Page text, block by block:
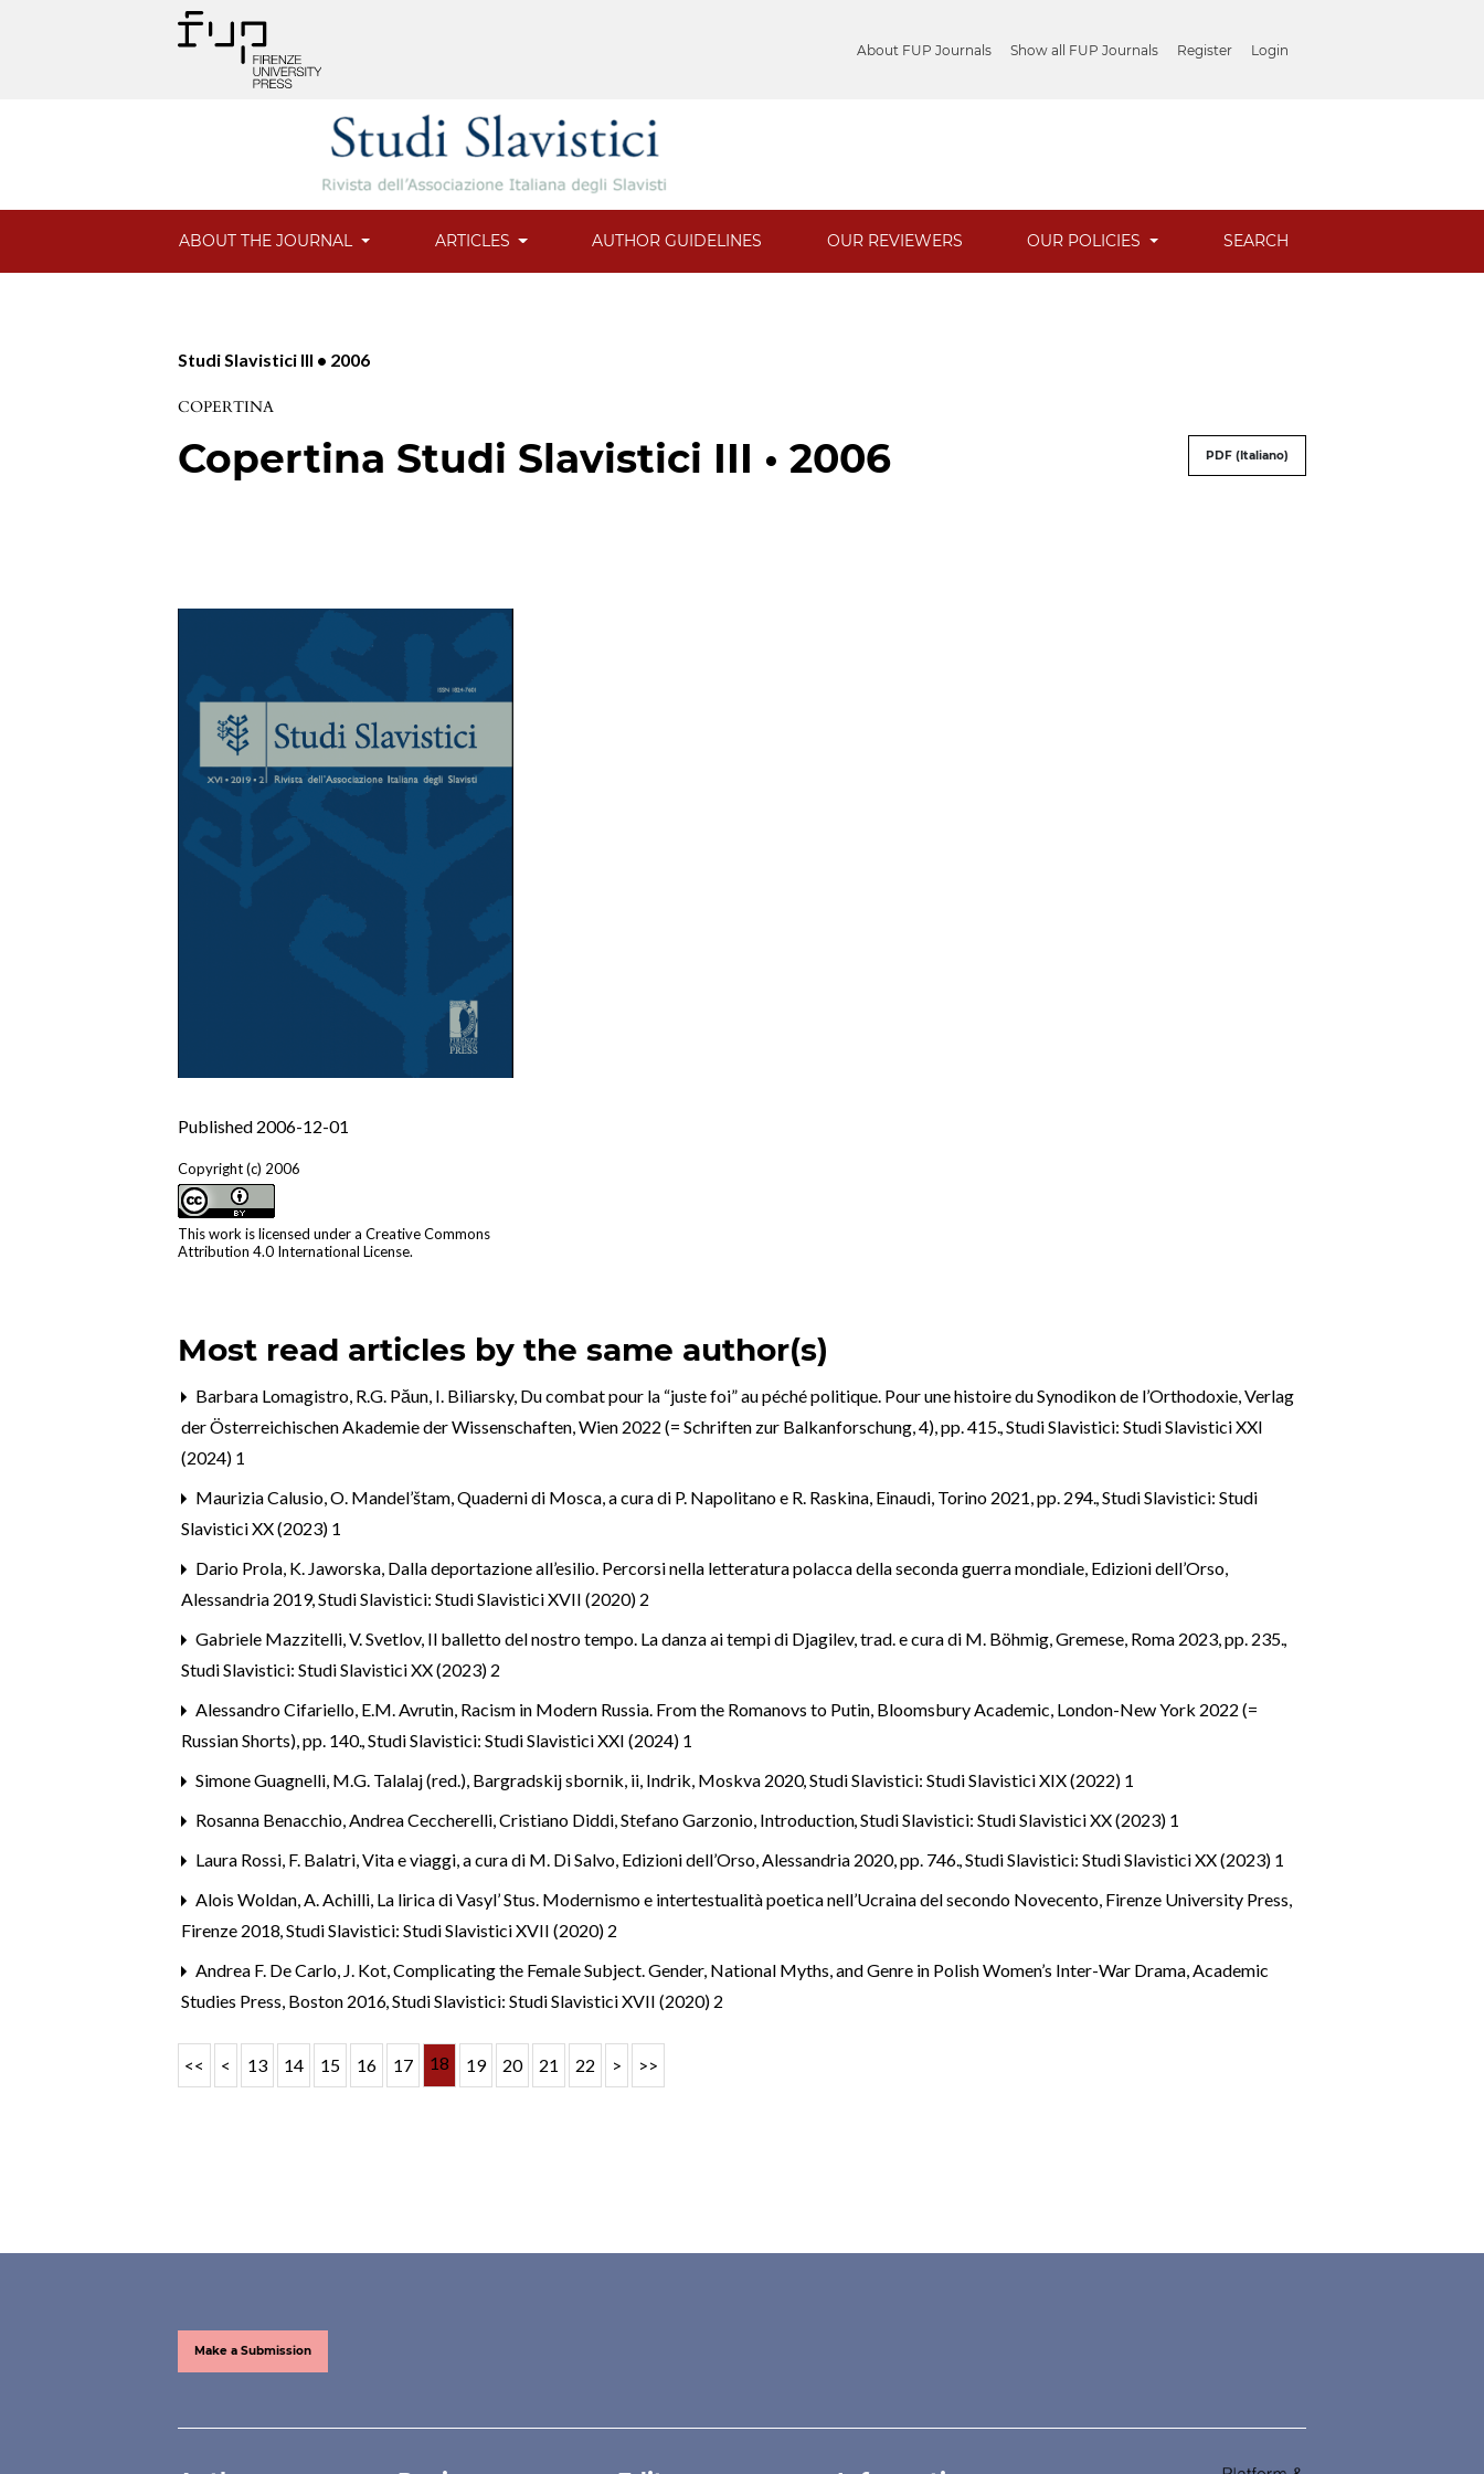
About FUP Journals Show all FUP Journals Register Login
ABOUT THE JOURNAL ARTICLES AUTHOR GUIDELINES OUR REVIEWERS OUR POLICIES SEARCH
Studi Slavistici III • 2006
COPERTINA
Copertina Studi Slavistici III • 2006 PDF (Italiano)
Published 2006-12-01
Copyright (c) 2006
This work is licensed under aCreative Commons
Attribution 4.0 International License.
Most read articles by the same author(s)
Barbara Lomagistro, R.G. Păun, I. Biliarsky, Du combat pour la “juste foi” au péché politique. Pour une histoire du Synodikon de l’Orthodoxie, Verlag
der Österreichischen Akademie der Wissenschaften, Wien 2022 (= Schriften zur Balkanforschung, 4), pp. 415.,Studi Slavistici: Studi Slavistici XXI
(2024) 1
Maurizia Calusio,O. Mandel’štam, Quaderni di Mosca, a cura di P. Napolitano e R. Raskina, Einaudi, Torino 2021, pp. 294.,Studi Slavistici: Studi
Slavistici XX (2023) 1
Dario Prola, K. Jaworska, Dalla deportazione all’esilio. Percorsi nella letteratura polacca della seconda guerra mondiale, Edizioni dell’Orso,
Alessandria 2019,Studi Slavistici: Studi Slavistici XVII (2020) 2
Gabriele Mazzitelli,V. Svetlov, Il balletto del nostro tempo. La danza ai tempi di Djagilev, trad. e cura di M. Böhmig, Gremese, Roma 2023, pp. 235.,
Studi Slavistici: Studi Slavistici XX (2023) 2
Alessandro Cifariello, E.M. Avrutin, Racism in Modern Russia. From the Romanovs to Putin, Bloomsbury Academic, London-New York 2022 (=
Russian Shorts), pp. 140.,Studi Slavistici: Studi Slavistici XXI (2024) 1
Simone Guagnelli, M.G. Talalaj (red.), Bargradskij sbornik, ii, Indrik, Moskva 2020,Studi Slavistici: Studi Slavistici XIX (2022) 1
Rosanna Benacchio, Andrea Ceccherelli, Cristiano Diddi, Stefano Garzonio, Introduction,Studi Slavistici: Studi Slavistici XX (2023) 1
Laura Rossi, F. Balatri, Vita e viaggi, a cura di M. Di Salvo, Edizioni dell’Orso, Alessandria 2020, pp. 746.,Studi Slavistici: Studi Slavistici XX (2023) 1
Alois Woldan,A. Achilli, La lirica di Vasyl’ Stus. Modernismo e intertestualità poetica nell’Ucraina del secondo Novecento, Firenze University Press,
Firenze 2018,Studi Slavistici: Studi Slavistici XVII (2020) 2
Andrea F. De Carlo, J. Kot, Complicating the Female Subject. Gender, National Myths, and Genre in Polish Women’s Inter-War Drama, Academic
Studies Press, Boston 2016,Studi Slavistici: Studi Slavistici XVII (2020) 2
<< < 13 14 15 16 17 18 19 20 21 22 > >>
Make a Submission